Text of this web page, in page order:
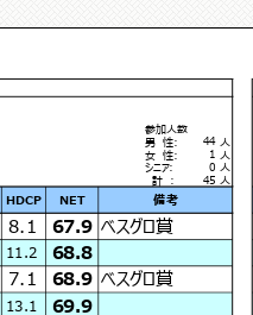
参加人数
男 性: 人
女 性:
人
シニア:
人
計 :
人
44
1
0
45
HDCP NET 備考
8.1 67.9 ベスグロ賞
11.2 68.8
7.1 68.9 ベスグロ賞
13.1 69.9